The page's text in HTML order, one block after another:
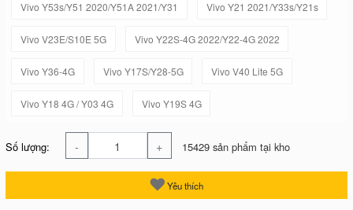
Vivo Y53s/Y51 2020/Y51A 2021/Y31 Vivo Y21 2021/Y33s/Y21s
Vivo V23E/S10E 5G Vivo Y22S-4G 2022/Y22-4G 2022
Vivo Y36-4G Vivo Y17S/Y28-5G Vivo V40 Lite 5G
Vivo Y18 4G / Y03 4G Vivo Y19S 4G
Số lượng: - + 15429 sản phẩm tại kho
Yêu thích